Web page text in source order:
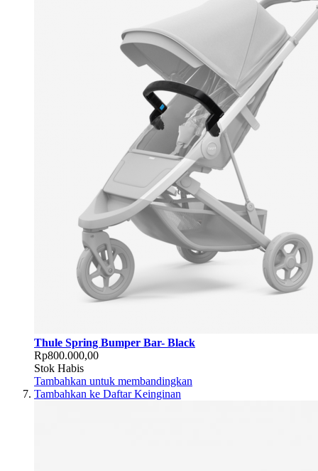
Thule Spring Bumper Bar- Black
Rp800.000,00
Stok Habis
Tambahkan untuk membandingkan
Tambahkan ke Daftar Keinginan